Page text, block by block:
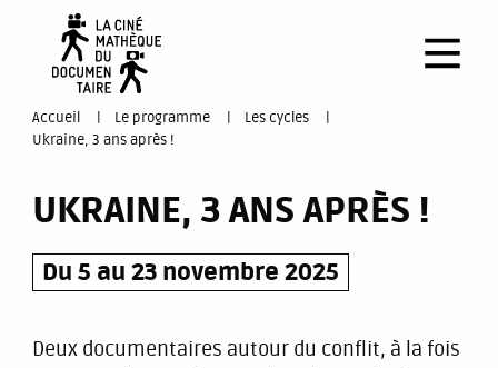
contenu
You
here
Accueil Le programme
Les cycles
Ukraine, 3 ans après !
UKRAINE, 3 ANS APRÈS !
Du 5 au 23 novembre 2025
Deux documentaires autour du conflit, à la fois